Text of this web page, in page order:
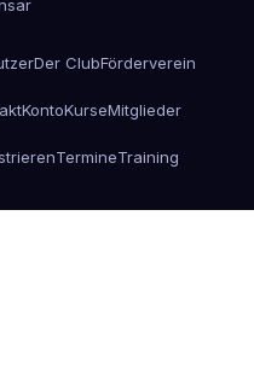
Der ClubFörderverein
KontoKurseMitglieder
TermineTraining